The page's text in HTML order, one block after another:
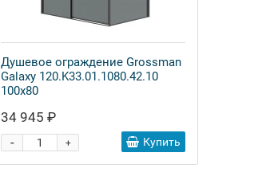
Душевое ограждение Grossman
Galaxy 120.K33.01.1080.42.10
100x80
34 945 ₽
+
- Купить